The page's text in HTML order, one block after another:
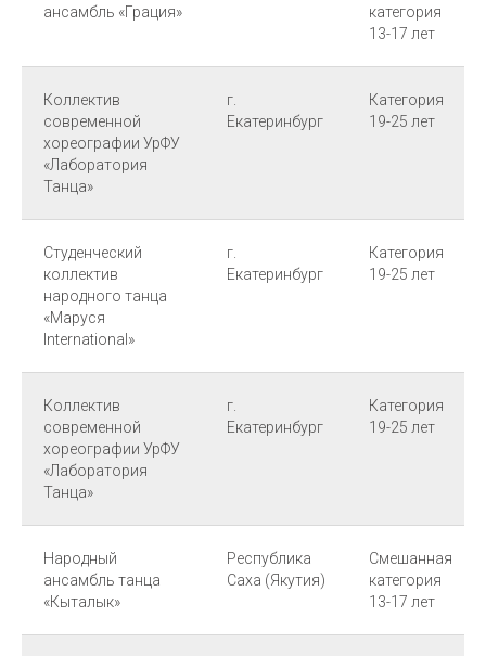
ансамбль «Грация»
категория
13-17 лет
Коллектив
современной
хореографии УрФУ
«Лаборатория
Танца»
г.
Екатеринбург
Категория
19-25 лет
Студенческий
коллектив
народного танца
«Маруся
International»
г.
Екатеринбург
Категория
19-25 лет
Коллектив
современной
хореографии УрФУ
«Лаборатория
Танца»
г.
Екатеринбург
Категория
19-25 лет
Народный
ансамбль танца
«Кыталык»
Республика
Саха (Якутия)
Смешанная
категория
13-17 лет